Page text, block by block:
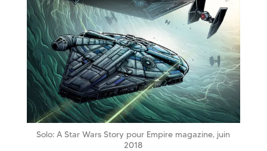
Solo: A Star Wars Story pour Empire magazine, juin
2018